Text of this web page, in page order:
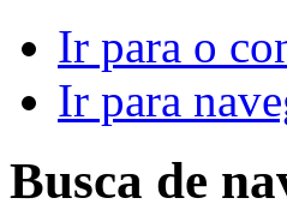
Ir para o
Ir para
Busca de